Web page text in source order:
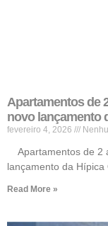
Apartamentos de
novo lançamento
fevereiro 4, 2026
Apartamentos de 2
lançamento da
Read More »